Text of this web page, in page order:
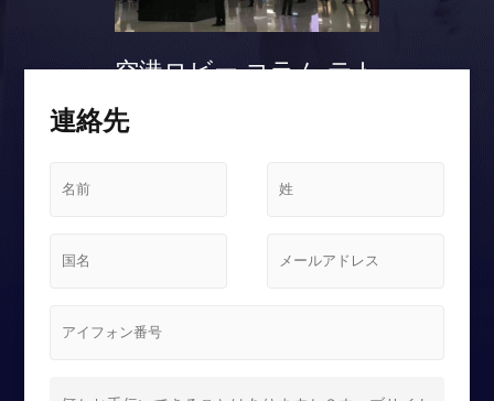
空港ロビー コラム テト
連絡先